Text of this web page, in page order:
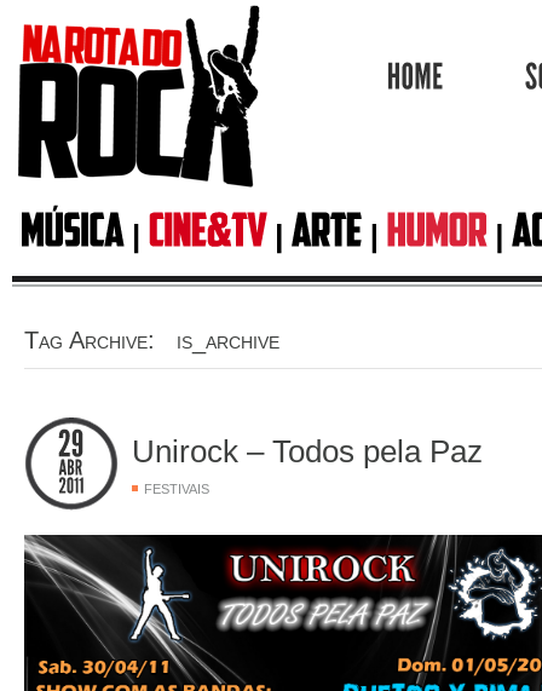
Tag Archive: is_archive
Unirock – Todos pela Paz
FESTIVAIS